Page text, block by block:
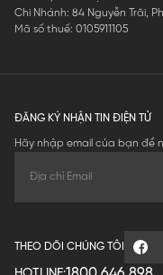
Chi Nhánh: 84 Nguyễn Trãi,
Mã số thuế: 0105911105
ĐĂNG KÝ NHẬN TIN ĐIỆN TỬ
Hãy nhập email của bạn để
THEO DÕI CHÚNG TÔI